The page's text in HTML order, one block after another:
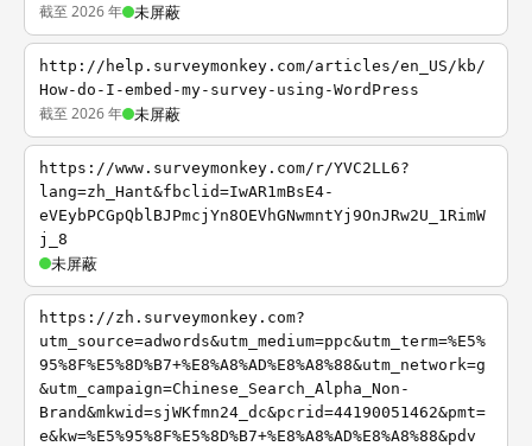
截至 2026 年 未屏蔽
http://help.surveymonkey.com/articles/en_US/kb/
How-do-I-embed-my-survey-using-WordPress
截至 2026 年 未屏蔽
https://www.surveymonkey.com/r/YVC2LL6?
lang=zh_Hant&fbclid=IwAR1mBsE4-
eVEybPCGpQblBJPmcjYn8OEVhGNwmntYj9OnJRw2U_1RimW
j_8
未屏蔽
https://zh.surveymonkey.com?
utm_source=adwords&utm_medium=ppc&utm_term=%E5%
95%8F%E5%8D%B7+%E8%A8%AD%E8%A8%88&utm_network=g
&utm_campaign=Chinese_Search_Alpha_Non-
Brand&mkwid=sjWKfmn24_dc&pcrid=44190051462&pmt=
e&kw=%E5%95%8F%E5%8D%B7+%E8%A8%AD%E8%A8%88&pdv